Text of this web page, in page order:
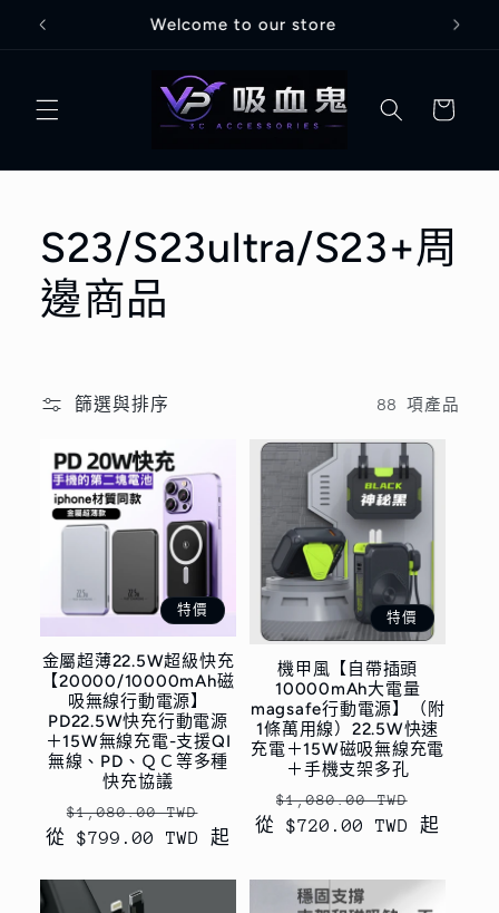
跳至內
容
Welcome to our store
物
商
品
列
S23/S23ultra/S23+周
邊商品
篩選與排序 88 項產品
特價
金屬超薄22.5W超級快充
【20000/10000mAh磁
吸無線行動電源】
PD22.5W快充行動電源
＋15W無線充電-支援QI
無線、PD、ＱＣ等多種
快充協議
定
價
$1,080.00 TWD
價
從 $799.00 TWD 起
特價
機甲風【自帶插頭
10000mAh大電量
magsafe行動電源】（附
1條萬用線）22.5W快速
充電＋15W磁吸無線充電
＋手機支架多孔
定
價
$1,080.00 TWD
價
從 $720.00 TWD 起